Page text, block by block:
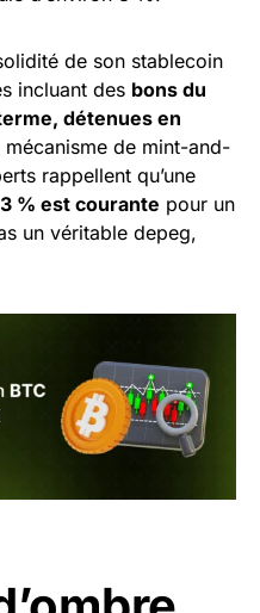
de son stablecoin
incluant des bons du
détenues en
mécanisme de mint-and-
rappellent qu’une
% est courante pour un
un véritable depeg,